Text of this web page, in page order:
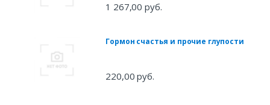
1 267,00 руб.
Гормон счастья и прочие глупости
220,00 руб.